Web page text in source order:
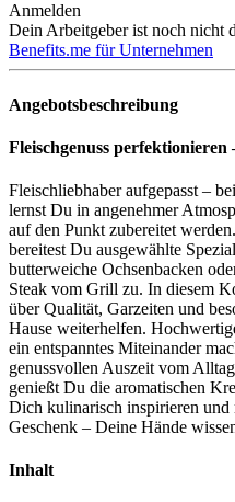
Anmelden
Dein Arbeitgeber ist noch nicht
Benefits.me für Unternehmen
Angebotsbeschreibung
Fleischgenuss
Fleischliebhaber aufgepasst –
lernst Du in angenehmer
auf den Punkt zubereitet
bereitest Du ausgewählte
butterweiche Ochsenbacken
Steak vom Grill zu. In diesem
über Qualität, Garzeiten und
Hause weiterhelfen.
ein entspanntes Miteinander
genussvollen Auszeit vom
genießt Du die aromatischen
Dich kulinarisch inspirieren und
Geschenk – Deine Hände
Inhalt